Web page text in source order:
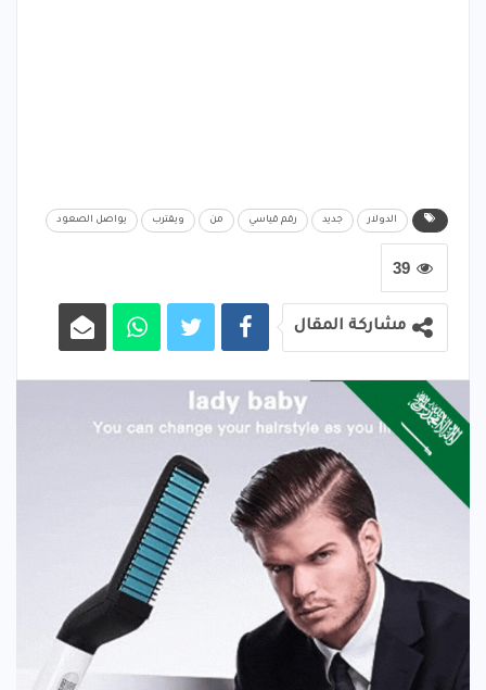
الدولار جديد رقم قياسي من ويقترب يواصل الصعود
39
مشاركة المقال